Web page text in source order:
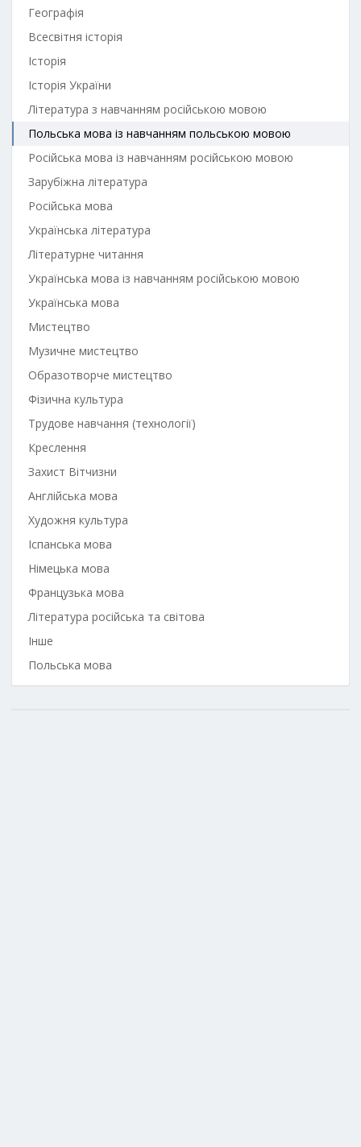
Географія
Всесвітня історія
Історія
Історія України
Література з навчанням російською мовою
Польська мова із навчанням польською мовою
Російська мова із навчанням російською мовою
Зарубіжна література
Російська мова
Українська література
Літературне читання
Українська мова із навчанням російською мовою
Українська мова
Мистецтво
Музичне мистецтво
Образотворче мистецтво
Фізична культура
Трудове навчання (технології)
Креслення
Захист Вітчизни
Англійська мова
Художня культура
Іспанська мова
Німецька мова
Французька мова
Література російська та світова
Інше
Польська мова